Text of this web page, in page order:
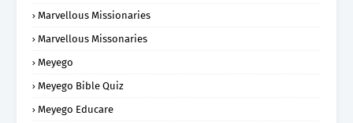
Marvellous Missionaries
Marvellous Missonaries
Meyego
Meyego Bible Quiz
Meyego Educare